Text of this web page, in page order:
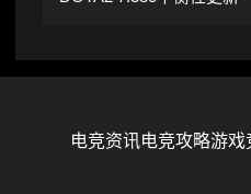
电竞资讯电竞攻略游戏